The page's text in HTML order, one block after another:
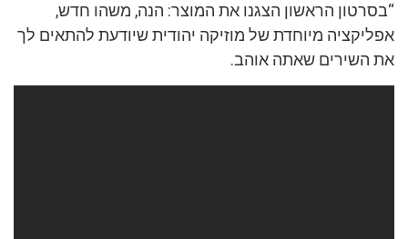
“בסרטון הראשון הצגנו את המוצר: הנה, משהו חדש,
אפליקציה מיוחדת של מוזיקה יהודית שיודעת להתאים לך
את השירים שאתה אוהב.